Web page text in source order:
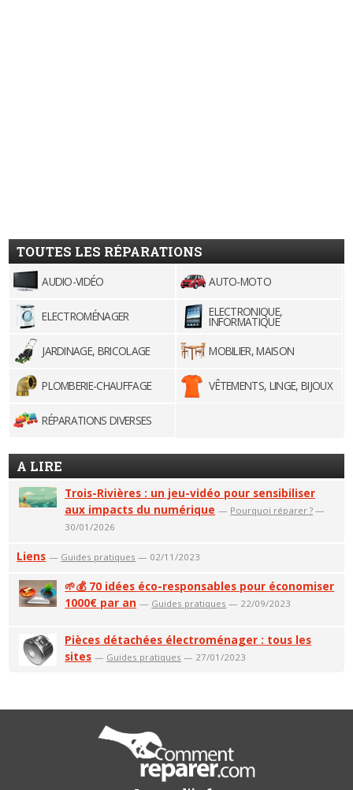
TOUTES LES RÉPARATIONS
AUDIO-VIDÉO AUTO-MOTO
ELECTROMÉNAGER ELECTRONIQUE,
INFORMATIQUE
JARDINAGE, BRICOLAGE
MOBILIER, MAISON
PLOMBERIE-CHAUFFAGE VÊTEMENTS, LINGE, BIJOUX
RÉPARATIONS DIVERSES
A LIRE
Trois-Rivières : un jeu-vidéo pour sensibiliser
aux impacts du numérique — Pourquoi réparer ? —
30/01/2026
Liens — Guides pratiques — 02/11/2023
🌱💰 70 idées éco-responsables pour économiser
1000€ par an — Guides pratiques — 22/09/2023
Pièces détachées électroménager : tous les
sites — Guides pratiques — 27/01/2023